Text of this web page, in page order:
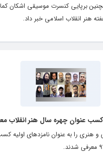
برپایی کنسرت موسیقی اشکان
هنر انقلاب اسلامی خبر داد.
کسب عنوان چهره سال هنر انقلاب
هنری را به عنوان نامزدهای اولیه